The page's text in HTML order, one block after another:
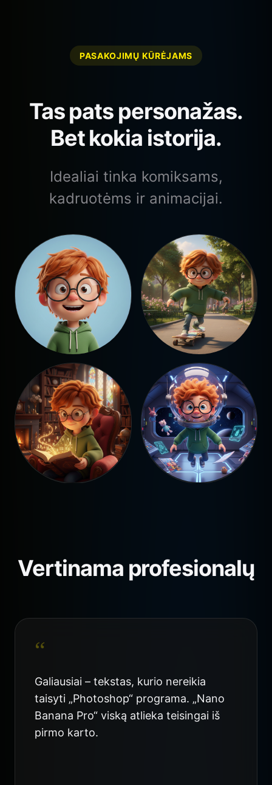
PASAKOJIMŲ KŪRĖJAMS
Tas pats personažas.
Bet kokia istorija.
Idealiai tinka komiksams,
kadruotėms ir animacijai.
Vertinama profesionalų
“
Galiausiai – tekstas, kurio nereikia
taisyti „Photoshop“ programa. „Nano
Banana Pro“ viską atlieka teisingai iš
pirmo karto.